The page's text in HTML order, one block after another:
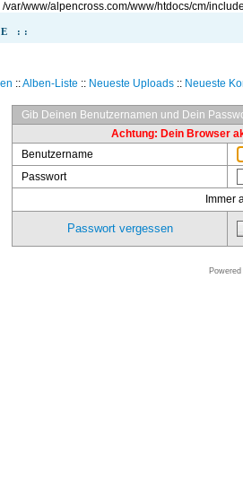
var/www/alpencross.com/www/htdocs/cm/
::
::Alben-Liste :: Neueste Uploads:: Neueste
Gib Deinen Benutzernamen und Dein
Achtung: Dein Browser
Benutzername
Passwort
Immer
Passwort vergessen